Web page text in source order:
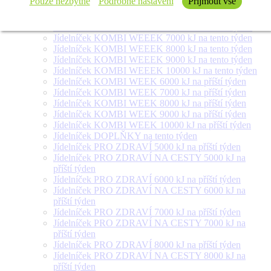
týden
Jídelníček KOMBI WEEEK 7000 kJ na tento týden
Jídelníček KOMBI WEEEK 8000 kJ na tento týden
Jídelníček KOMBI WEEEK 9000 kJ na tento týden
Jídelníček KOMBI WEEEK 10000 kJ na tento týden
Jídelníček KOMBI WEEK 6000 kJ na příští týden
Jídelníček KOMBI WEEK 7000 kJ na příští týden
Jídelníček KOMBI WEEK 8000 kJ na příští týden
Jídelníček KOMBI WEEK 9000 kJ na příští týden
Jídelníček KOMBI WEEK 10000 kJ na příští týden
Jídelníček DOPLŇKY na tento týden
Jídelníček PRO ZDRAVÍ 5000 kJ na příští týden
Jídelníček PRO ZDRAVÍ NA CESTY 5000 kJ na
příští týden
Jídelníček PRO ZDRAVÍ 6000 kJ na příští týden
Jídelníček PRO ZDRAVÍ NA CESTY 6000 kJ na
příští týden
Jídelníček PRO ZDRAVÍ 7000 kJ na příští týden
Jídelníček PRO ZDRAVÍ NA CESTY 7000 kJ na
příští týden
Jídelníček PRO ZDRAVÍ 8000 kJ na příští týden
Jídelníček PRO ZDRAVÍ NA CESTY 8000 kJ na
příští týden